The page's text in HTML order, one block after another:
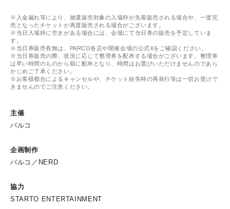
※入金漏れ等により、抽選販売対象の入場枠が先着販売される場合や、一度完
売となったチケットが再度販売される場合がございます。
※当日入場枠に空きがある場合には、会場にて当日券の販売を予定していま
す。
※当日券販売有無は、PARCO各店や開催会場の公式Xをご確認ください。
※当日券販売の際、状況に応じて整理券を配布する場合がございます。整理券
は早い時間のものから順に配布となり、時間はお選びいただけませんのであら
かじめご了承ください。
※お客様都合によるキャンセルや、チケット紛失時の再発行等は一切お受けで
きませんのでご注意ください。
主催
パルコ
企画制作
パルコ／NERD
協力
STARTO ENTERTAINMENT